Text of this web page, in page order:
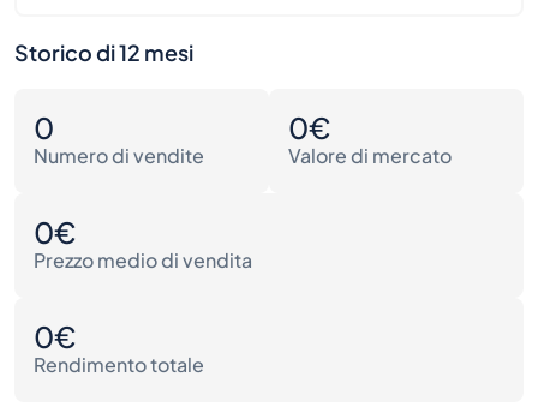
Storico di 12 mesi
0
Numero di vendite
0€
Valore di mercato
0€
Prezzo medio di vendita
0€
Rendimento totale